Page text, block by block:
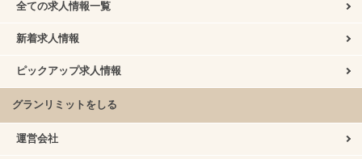
全ての求人情報一覧
新着求人情報
ピックアップ求人情報
グランリミットをしる
運営会社